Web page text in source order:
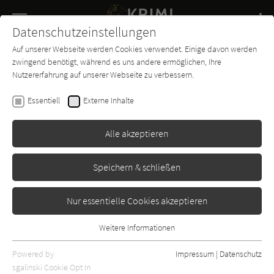
SUCHE
Buch-
Entdecker
Forum Charts
Patricia Wentworth
Die anonymen Briefe
Erschienen: Januar 1985 Bibliogr. Angaben
Datenschutzeinstellungen
Auf unserer Webseite werden Cookies verwendet. Einige davon werden
zwingend benötigt, während es uns andere ermöglichen, Ihre
Nutzererfahrung auf unserer Webseite zu verbessern.
Essentiell Externe Inhalte
Alle akzeptieren
Speichern & schließen
Nur essentielle Cookies akzeptieren
Essentielle Cookies werden für grundlegende Funktionen der
Webseite benötigt. Dadurch ist gewährleistet, dass die Webseite
Weitere Informationen
Powered by
sgalinski Cookie Opt In
Impressum | Datenschutz